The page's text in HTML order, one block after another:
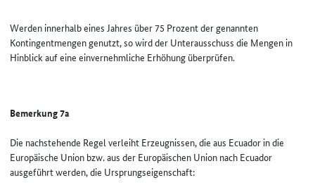
Werden innerhalb eines Jahres über 75 Prozent der genannten
Kontingentmengen genutzt, so wird der Unterausschuss die Mengen in
Hinblick auf eine einvernehmliche Erhöhung überprüfen.
Bemerkung 7a
Die nachstehende Regel verleiht Erzeugnissen, die aus Ecuador in die
Europäische Union bzw. aus der Europäischen Union nach Ecuador
ausgeführt werden, die Ursprungseigenschaft: